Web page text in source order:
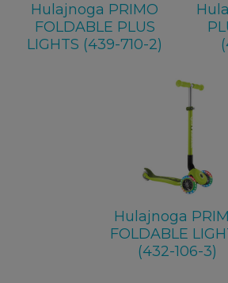
Hulajnoga PRIMO
FOLDABLE PLUS
LIGHTS (439-710-2)
Hulajnoga
FOLDABLE
(432-106-3)